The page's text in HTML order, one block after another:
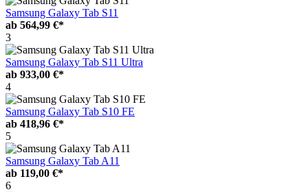
Samsung Galaxy Tab S11
ab 564,99 €*
3
Samsung Galaxy Tab S11 Ultra
ab 933,00 €*
4
Samsung Galaxy Tab S10 FE
ab 418,96 €*
5
Samsung Galaxy Tab A11
ab 119,00 €*
6